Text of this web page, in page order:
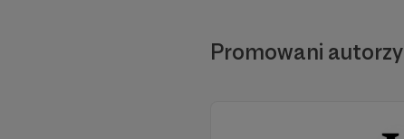
Promowani autorzy